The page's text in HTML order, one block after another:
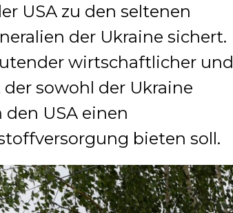
USA zu den seltenen
der Ukraine sichert.
wirtschaftlicher und
sowohl der Ukraine
USA einen
bieten soll.